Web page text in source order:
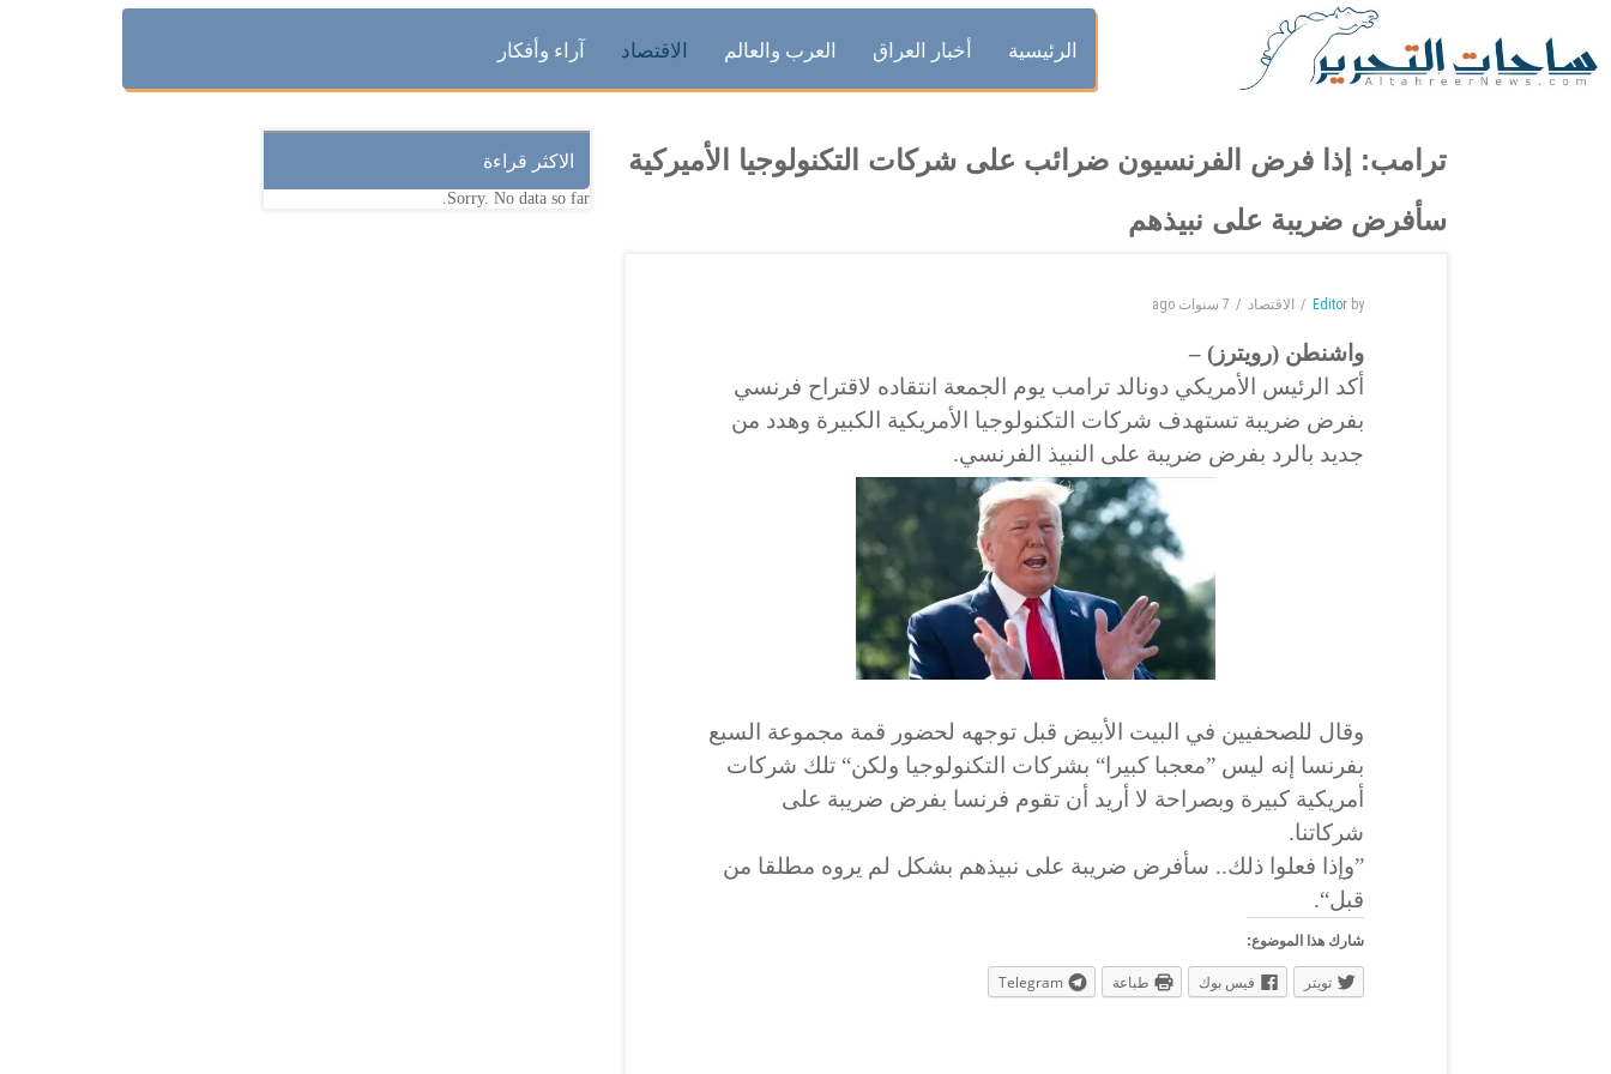
الرئيسية أخبار العراق العرب والعالم الاقتصاد آراء وأفكار
ترامب: إذا فرض الفرنسيون ضرائب على شركات التكنولوجيا الأميركية
سأفرض ضريبة على نبيذهم
by
Editor الاقتصاد 7 سنوات ago
واشنطن (رويترز) –
أكد الرئيس الأمريكي دونالد ترامب يوم الجمعة انتقاده لاقتراح فرنسي
بفرض ضريبة تستهدف شركات التكنولوجيا الأمريكية الكبيرة وهدد من
جديد بالرد بفرض ضريبة على النبيذ الفرنسي.
وقال للصحفيين في البيت الأبيض قبل توجهه لحضور قمة مجموعة السبع
بفرنسا إنه ليس ”معجبا كبيرا“ بشركات التكنولوجيا ولكن“ تلك شركات
أمريكية كبيرة وبصراحة لا أريد أن تقوم فرنسا بفرض ضريبة على
شركاتنا.
”وإذا فعلوا ذلك.. سأفرض ضريبة على نبيذهم بشكل لم يروه مطلقا من
قبل“.
شارك هذا الموضوع:
تويتر فيس بوك طباعة Telegram
الاكثر قراءة
Sorry. No data so far.